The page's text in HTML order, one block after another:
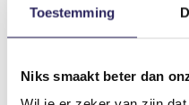
Toestemming
Niks smaakt beter dan
Schuurmaterialen
Sleutels